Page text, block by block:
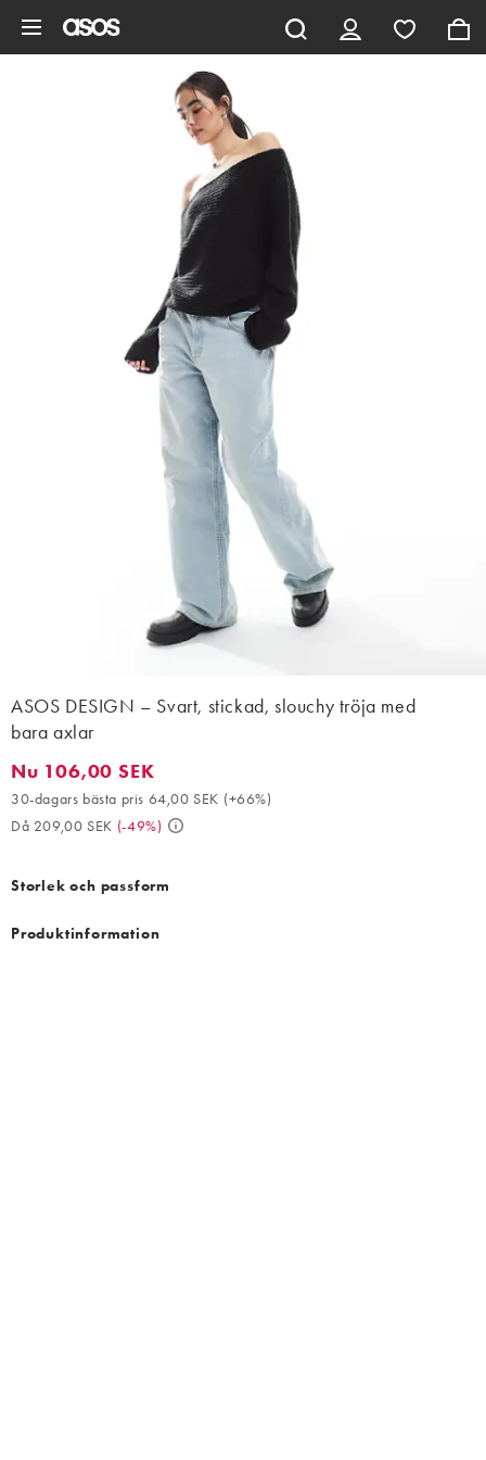
ASOS DESIGN – Svart, stickad, slouchy tröja med
bara axlar
Nu 106,00 SEK. 30-dagars bästa pris 64,00 SEK (+66%). Då
Nu 106,00 SEK
30-dagars bästa pris 64,00 SEK (+66%)
Då 209,00 SEK (-49%)
Storlek och passform
Produktinformation